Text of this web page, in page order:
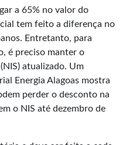
a 65% no valor do
tem feito a diferença no
Entretanto, para
é preciso manter o
atualizado. Um
Energia Alagoas mostra
perder o desconto na
o NIS até dezembro de